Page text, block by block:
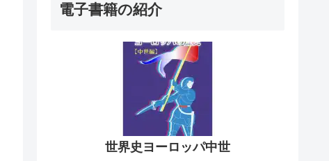
電子書籍の紹介
世界史ヨーロッパ中世